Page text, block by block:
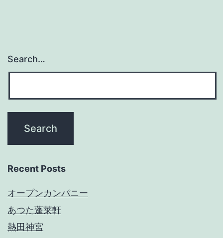
Search…
Recent Posts
オープンカンパニー
あつた蓬莱軒
熱田神宮